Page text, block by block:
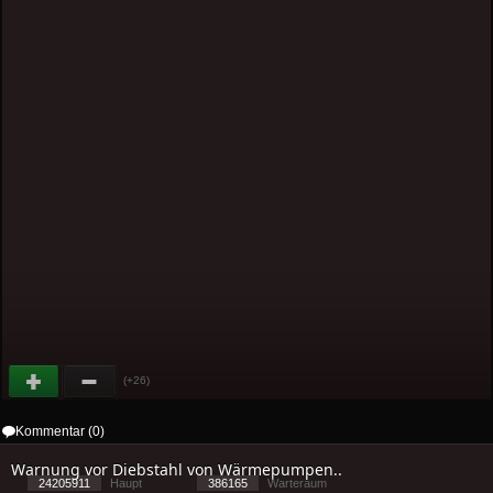
(+26)
Kommentar (0)
Warnung vor Diebstahl von Wärmepumpen..
24205911 Haupt 386165
Warteraum